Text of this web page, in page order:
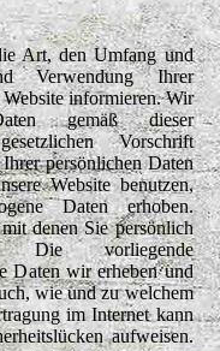
Art, den Umfang und
Verwendung Ihrer
Website informieren. Wir
gemäß dieser
Vorschrift
persönlichen Daten
Website benutzen,
Daten erhoben.
denen Sie persönlich
Die vorliegende
Daten wir erheben und
wie und zu welchem
im Internet kann
aufweisen.